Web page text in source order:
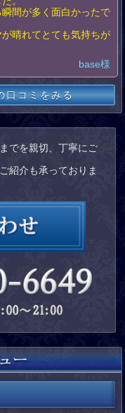
間が多く面白かったで
晴れてとても気持ちが
base様
口コミをみる
でを親切、丁寧にご
紹介も承っておりま